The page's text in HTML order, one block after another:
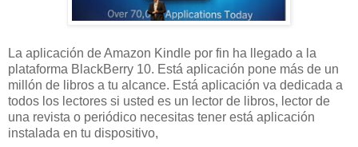
La aplicación de Amazon Kindle por fin ha llegado a la
plataforma BlackBerry 10. Está aplicación pone más de un
millón de libros a tu alcance. Está aplicación va dedicada a
todos los lectores si usted es un lector de libros, lector de
una revista o periódico necesitas tener está aplicación
instalada en tu dispositivo,